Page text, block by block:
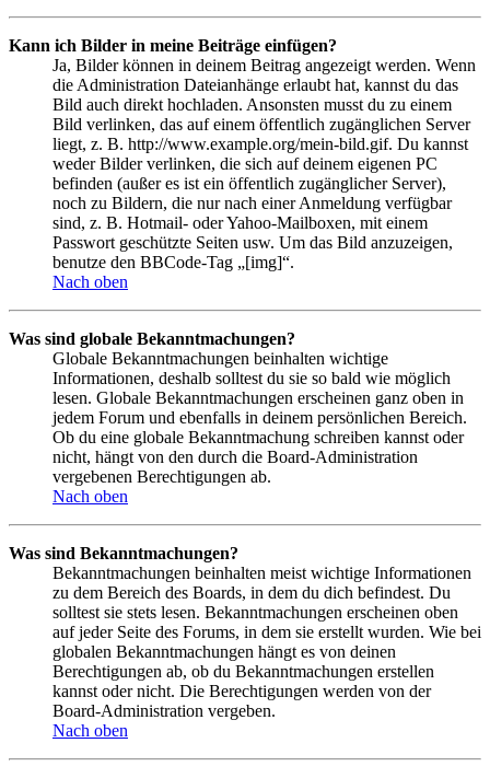
Kann ich Bilder in meine Beiträge einfügen?
Ja, Bilder können in deinem Beitrag angezeigt werden. Wenn
die Administration Dateianhänge erlaubt hat, kannst du das
Bild auch direkt hochladen. Ansonsten musst du zu einem
Bild verlinken, das auf einem öffentlich zugänglichen Server
liegt, z. B. http://www.example.org/mein-bild.gif. Du kannst
weder Bilder verlinken, die sich auf deinem eigenen PC
befinden (außer es ist ein öffentlich zugänglicher Server),
noch zu Bildern, die nur nach einer Anmeldung verfügbar
sind, z. B. Hotmail- oder Yahoo-Mailboxen, mit einem
Passwort geschützte Seiten usw. Um das Bild anzuzeigen,
benutze den BBCode-Tag „[img]“.
Nach oben
Was sind globale Bekanntmachungen?
Globale Bekanntmachungen beinhalten wichtige
Informationen, deshalb solltest du sie so bald wie möglich
lesen. Globale Bekanntmachungen erscheinen ganz oben in
jedem Forum und ebenfalls in deinem persönlichen Bereich.
Ob du eine globale Bekanntmachung schreiben kannst oder
nicht, hängt von den durch die Board-Administration
vergebenen Berechtigungen ab.
Nach oben
Was sind Bekanntmachungen?
Bekanntmachungen beinhalten meist wichtige Informationen
zu dem Bereich des Boards, in dem du dich befindest. Du
solltest sie stets lesen. Bekanntmachungen erscheinen oben
auf jeder Seite des Forums, in dem sie erstellt wurden. Wie bei
globalen Bekanntmachungen hängt es von deinen
Berechtigungen ab, ob du Bekanntmachungen erstellen
kannst oder nicht. Die Berechtigungen werden von der
Board-Administration vergeben.
Nach oben